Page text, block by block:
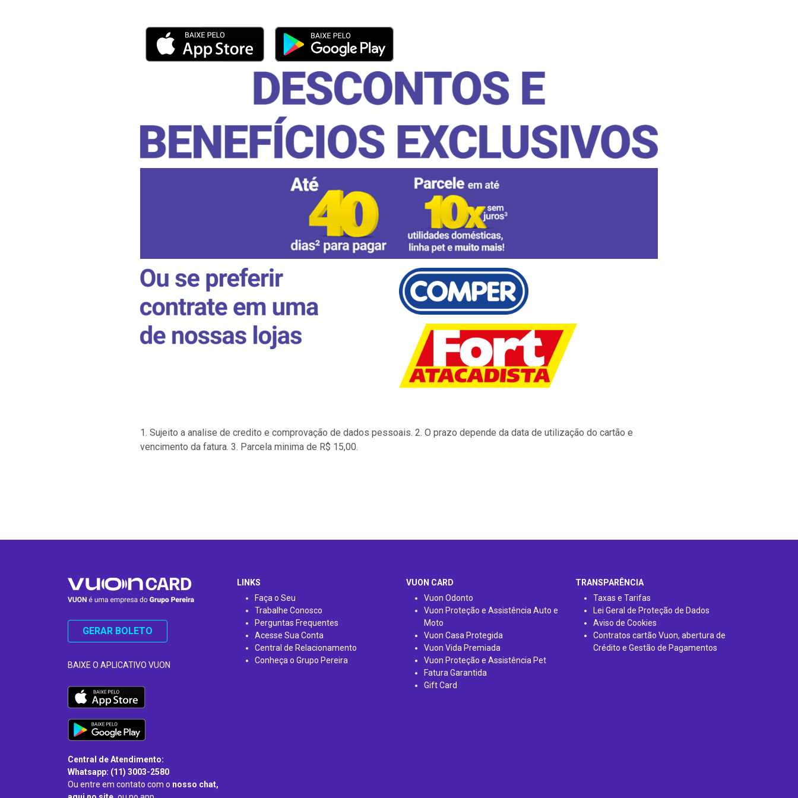
1. Sujeito a analise de credito e comprovação de dados pessoais. 2. O prazo depende da data de utilização do cartão e
vencimento da fatura. 3. Parcela minima de R$ 15,00.
GERAR BOLETO
BAIXE O APLICATIVO VUON
Central de Atendimento:
Whatsapp: (11) 3003-2580
Ou entre em contato com o nosso chat,
LINKS
Faça o Seu
Trabalhe Conosco
Perguntas Frequentes
Acesse Sua Conta
Central de Relacionamento
Conheça o Grupo Pereira
VUON CARD
Vuon Odonto
Vuon Proteção e Assistência Auto e
Moto
Vuon Casa Protegida
Vuon Vida Premiada
Vuon Proteção e Assistência Pet
Fatura Garantida
Gift Card
TRANSPARÊNCIA
Taxas e Tarifas
Lei Geral de Proteção de Dados
Aviso de Cookies
Contratos cartão Vuon, abertura de
Crédito e Gestão de Pagamentos